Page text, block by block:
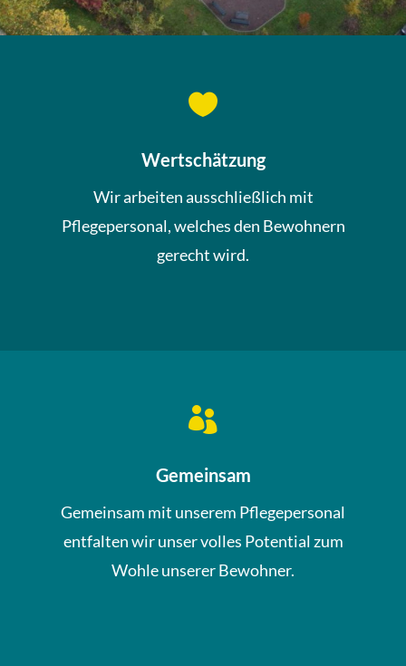

Wertschätzung
Wir arbeiten ausschließlich mit
Pflegepersonal, welches den Bewohnern
gerecht wird.

Gemeinsam
Gemeinsam mit unserem Pflegepersonal
entfalten wir unser volles Potential zum
Wohle unserer Bewohner.